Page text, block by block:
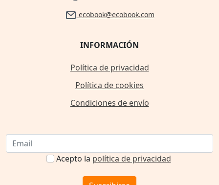
ecobook@ecobook.com
INFORMACIÓN
Política de privacidad
Política de cookies
Condiciones de envío
Acepto la política de privacidad